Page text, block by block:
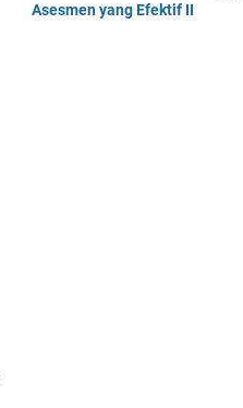
Asesmen yang Efektif II